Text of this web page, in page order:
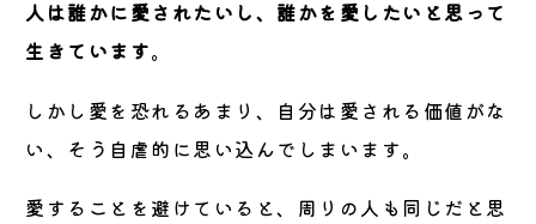
人は誰かに愛されたいし、誰かを愛したいと思って
生きています。
しかし愛を恐れるあまり、自分は愛される価値がな
い、そう自虐的に思い込んでしまいます。
愛することを避けていると、周りの人も同じだと思